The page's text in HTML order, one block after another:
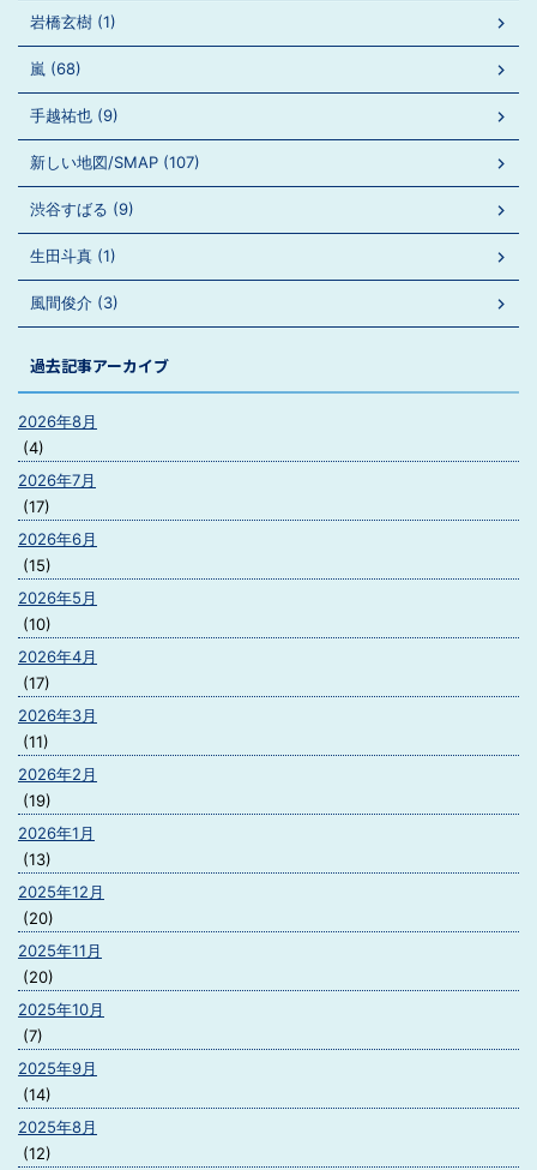
岩橋玄樹 (1)
嵐 (68)
手越祐也 (9)
新しい地図/SMAP (107)
渋谷すばる (9)
生田斗真 (1)
風間俊介 (3)
過去記事アーカイブ
2026年8月
(4)
2026年7月
(17)
2026年6月
(15)
2026年5月
(10)
2026年4月
(17)
2026年3月
(11)
2026年2月
(19)
2026年1月
(13)
2025年12月
(20)
2025年11月
(20)
2025年10月
(7)
2025年9月
(14)
2025年8月
(12)